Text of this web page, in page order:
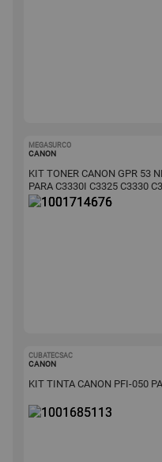
MEGASURCO
CANON
KIT TONER CANON GPR 53
PARA C3330I C3325
CUBATECSAC
CANON
KIT TINTA CANON PFI-050